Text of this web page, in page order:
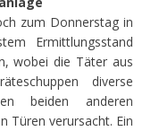
zum Donnerstag in
Ermittlungsstand
wobei die Täter aus
diverse
beiden anderen
Türen verursacht. Ein